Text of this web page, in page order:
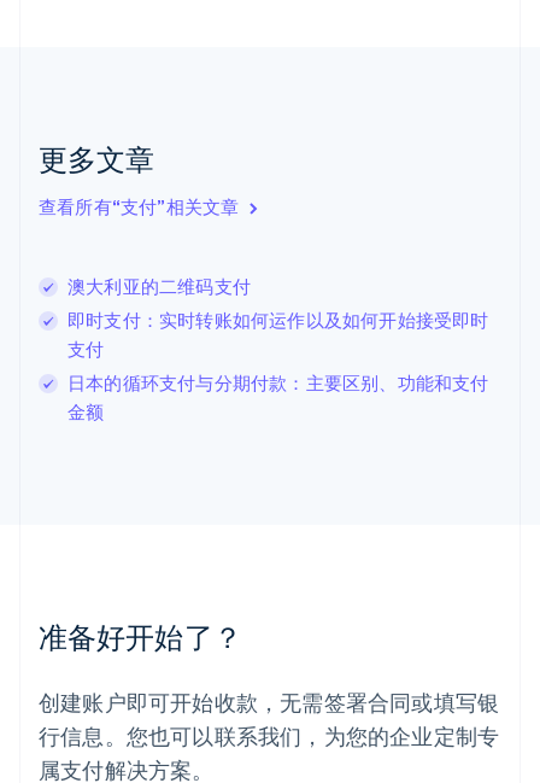
更多文章
查看所有“支付”相关文章
澳大利亚的二维码支付
即时支付：实时转账如何运作以及如何开始接受即时
支付
日本的循环支付与分期付款：主要区别、功能和支付
金额
准备好开始了？
创建账户即可开始收款，无需签署合同或填写银
行信息。您也可以联系我们，为您的企业定制专
属支付解决方案。
克罗地亚
EnglishItaliano
拉脱维亚
English
列支敦士登
DeutschEnglish
卢森堡
Français
罗马尼亚
English
挪威
葡萄牙
Português English
日本
日本語English